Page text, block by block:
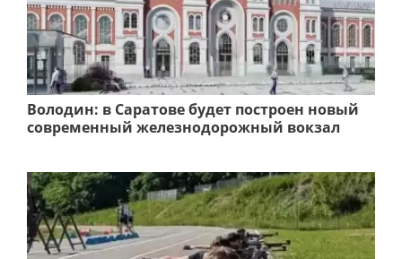
Володин: в Саратове будет построен новый
современный железнодорожный вокзал